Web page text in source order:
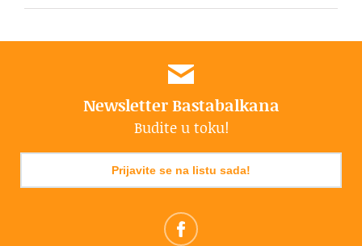
Newsletter Bastabalkana
Budite u toku!
Prijavite se na listu sada!